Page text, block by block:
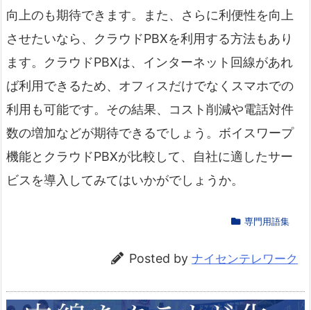
向上のも期待できます。また、さらに利便性を向上
させたいなら、クラウドPBXを利用する方法もあり
ます。クラウドPBXは、インターネット回線があれ
ば利用できるため、オフィスだけでなくスマホでの
利用も可能です。その結果、コスト削減や電話対件
数の増加などが期待できるでしょう。ボイスワープ
機能とクラウドPBXが比較して、自社に適したサー
ビスを導入してみてはいかがでしょうか。
専門用語集
Posted by ナイセンテレワーク